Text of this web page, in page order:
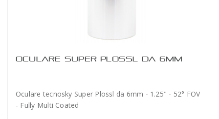
OCULARE SUPER PLOSSL DA 6MM
Oculare tecnosky Super Plossl da 6mm - 1.25" - 52° FOV
- Fully Multi Coated